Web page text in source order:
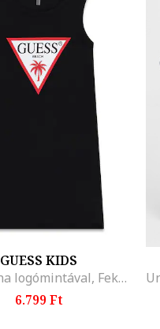
GUESS KIDS
Pamutruha logómintával, Fekete
6.799 Ft